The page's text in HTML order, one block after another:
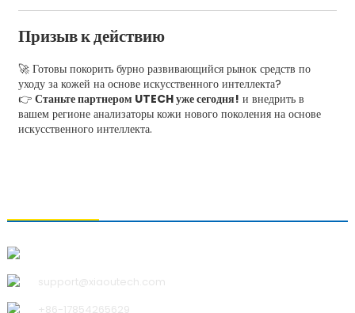
Призыв к действию
🚀 Готовы покорить бурно развивающийся рынок средств по
уходу за кожей на основе искусственного интеллекта?
👉 Станьте партнером UTECH уже сегодня! и внедрить в
вашем регионе анализаторы кожи нового поколения на основе
искусственного интеллекта.
support@xiaoutech.com
+86-17854265629